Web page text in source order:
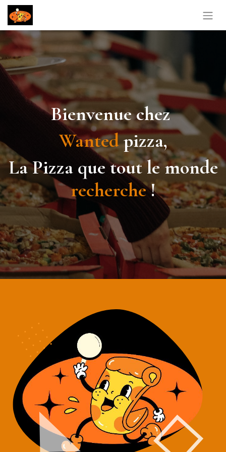
Bienvenue chez
Wantedpizza,
La Pizza que tout le monde
recherche!